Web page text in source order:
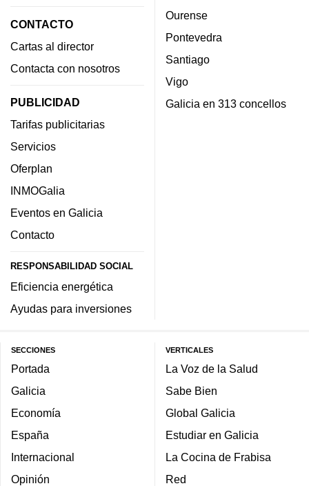
CONTACTO
Cartas al director
Contacta con nosotros
PUBLICIDAD
Tarifas publicitarias
Servicios
Oferplan
INMOGalia
Eventos en Galicia
Contacto
RESPONSABILIDAD SOCIAL
Eficiencia energética
Ayudas para inversiones
Ourense
Pontevedra
Santiago
Vigo
Galicia en 313 concellos
SECCIONES
Portada
Galicia
Economía
España
Internacional
Opinión
VERTICALES
La Voz de la Salud
Sabe Bien
Global Galicia
Estudiar en Galicia
La Cocina de Frabisa
Red